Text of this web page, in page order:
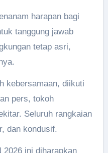
harapan bagi
tanggung jawab
tetap asri,
kebersamaan, diikuti
pers, tokoh
Seluruh rangkaian
dan kondusif.
2026 ini diharapkan